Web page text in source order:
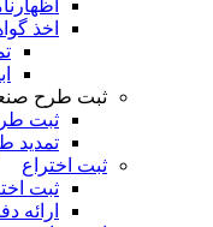
اخذ
ثبت طرح
ثبت
تمدید
ثبت اختراع
ثبت
ارائه